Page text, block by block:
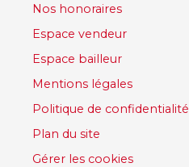
Nos honoraires
Espace vendeur
Espace bailleur
Mentions légales
Politique de confidentialité
Plan du site
Gérer les cookies